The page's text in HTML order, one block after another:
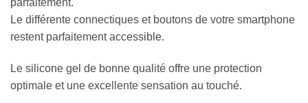
parfaitement.
Le différente connectiques et boutons de votre smartphone
restent parfaitement accessible.
Le silicone gel de bonne qualité offre une protection
optimale et une excellente sensation au touché.